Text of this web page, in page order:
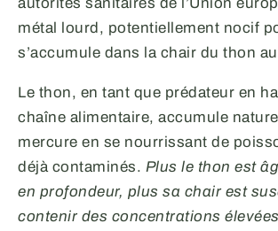
métal lourd, potentiellement nocif
s’accumule dans la chair du thon
Le thon, en tant que prédateur en
chaîne alimentaire, accumule
mercure en se nourrissant de
déjà contaminés. Plus le thon est
en profondeur, plus sa chair est
contenir des concentrations